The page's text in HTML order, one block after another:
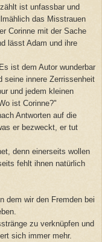
ist unfassbar und
das Misstrauen
Corinne mit der Sache
lässt Adam und ihre
ist dem Autor wunderbar
seine innere Zerrissenheit
und jedem kleinen
ist Corinne?"
Antworten auf die
er bezweckt, er tut
denn einerseits wollen
fehlt ihnen natürlich
dem wir den Fremden bei
zu verknüpfen und
sich immer mehr.